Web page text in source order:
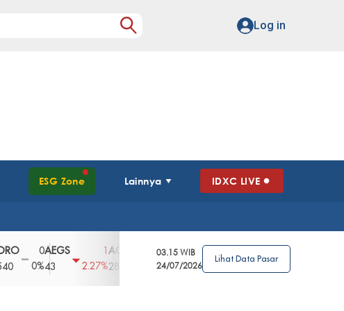
Log in
ESG Zone Lainnya IDXC LIVE
0
0%
AEGS
2.27% 2850
3.39%
AGRO
148
4
2.63%
0%
03.15 WIB
24/07/2026
Lihat Data Pasar